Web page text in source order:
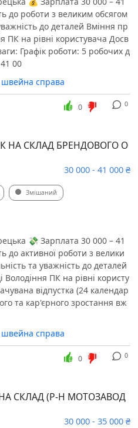
до роботи з великим обсягом
до деталей Вміння пр
ПК на рівні користувача Досв
Графік роботи: 5 робочих д
00
швейна справа
0
0
НА СКЛАД БРЕНДОВОГО О
30 000 - 41 000 ₴
Змішаний
💸 Зарплата 30 000 – 41
до активної роботи з велики
та уважність до деталей
ПК на рівні користу
відпустка (24 календар
та кар'єрного зростання вж
швейна справа
0
0
СКЛАД (Р-Н МОТОЗАВОД
30 000 - 35 000 ₴